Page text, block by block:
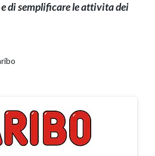
di semplificare le attivita dei